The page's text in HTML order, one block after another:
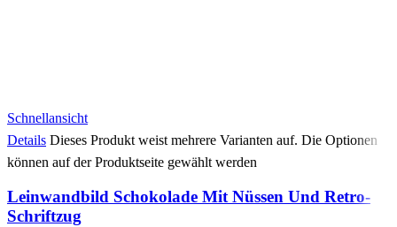
Schnellansicht
Details Dieses Produkt weist mehrere Varianten auf. Die Optionen
können auf der Produktseite gewählt werden
Leinwandbild Schokolade Mit Nüssen Und Retro-
Schriftzug